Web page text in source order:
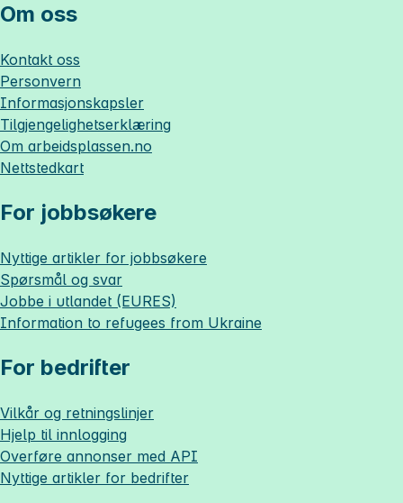
Om oss
Kontakt oss
Personvern
Informasjonskapsler
Tilgjengelighetserklæring
Om arbeidsplassen.no
Nettstedkart
For jobbsøkere
Nyttige artikler for jobbsøkere
Spørsmål og svar
Jobbe i utlandet (EURES)
Information to refugees from Ukraine
For bedrifter
Vilkår og retningslinjer
Hjelp til innlogging
Overføre annonser med API
Nyttige artikler for bedrifter